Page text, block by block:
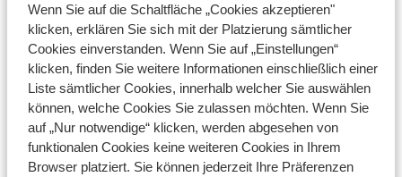
Wenn Sie auf die Schaltfläche „Cookies akzeptieren"
klicken, erklären Sie sich mit der Platzierung sämtlicher
Cookies einverstanden. Wenn Sie auf „Einstellungen“
klicken, finden Sie weitere Informationen einschließlich einer
Liste sämtlicher Cookies, innerhalb welcher Sie auswählen
können, welche Cookies Sie zulassen möchten. Wenn Sie
auf „Nur notwendige“ klicken, werden abgesehen von
funktionalen Cookies keine weiteren Cookies in Ihrem
Browser platziert. Sie können jederzeit Ihre Präferenzen
Wenn Sie mit der Familie in den Skiurlaub fahren, ist ein
Skiapartment eine gute Wahl. Es gibt
Familienapartments mit einer ausgestatteten Küche,
mehreren Schlafzimmern und einem gemütlichen
Wohnzimmer. Wenn Sie noch mehr Komfort suchen,
wählen Sie einSki-in/Ski-out-Apartment. Für Gruppen
empfehlen wir eine geräumigere Unterkunft, wie ein
großes Apartment oder sogar einChalet . Wenn Sie mit